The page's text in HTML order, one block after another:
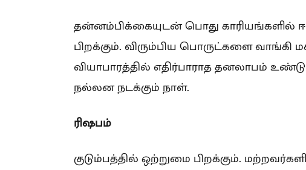
தன்னம்பிக்கையுடன் பொது காரியங்களில்
பிறக்கும். விரும்பிய பொருட்களை வாங்கி
வியாபாரத்தில் எதிர்பாராத தனலாபம்
நல்லன நடக்கும் நாள்.
ரிஷபம்
குடும்பத்தில் ஒற்றுமை பிறக்கும்.